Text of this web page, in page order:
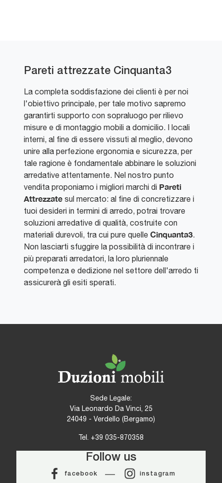
Pareti attrezzate Cinquanta3
La completa soddisfazione dei clienti è per noi
l'obiettivo principale, per tale motivo sapremo
garantirti supporto con sopraluogo per rilievo
misure e di montaggio mobili a domicilio. I locali
interni, al fine di essere vissuti al meglio, devono
unire alla perfezione ergonomia e sicurezza, per
tale ragione è fondamentale abbinare le soluzioni
arredative attentamente. Nel nostro punto
vendita proponiamo i migliori marchi di Pareti
Attrezzate sul mercato: al fine di concretizzare i
tuoi desideri in termini di arredo, potrai trovare
soluzioni arredative di qualità, costruite con
materiali durevoli, tra cui pure quelle Cinquanta3.
Non lasciarti sfuggire la possibilità di incontrare i
più preparati arredatori, la loro pluriennale
competenza e dedizione nel settore dell'arredo ti
assicurerà gli esiti sperati.
Sede Legale:
Via Leonardo Da Vinci, 25
24049 - Verdello (Bergamo)
Tel. +39 035-870358
Follow us
facebook instagram